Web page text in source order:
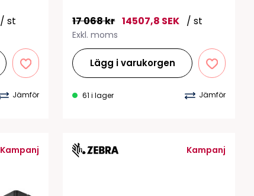
/ st
Jämför
17 068 kr 14507,8 SEK / st
Exkl. moms
Lägg i varukorgen
61 i lager Jämför
Kampanj Kampanj